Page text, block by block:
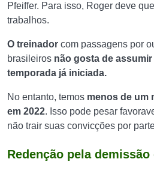
Pfeiffer. Para isso, Roger deve
trabalhos.
O treinador com passagens por
brasileiros não gosta de
temporada já iniciada.
No entanto, temos menos de um
em 2022. Isso pode pesar
não trair suas convicções por
Redenção pela demissão